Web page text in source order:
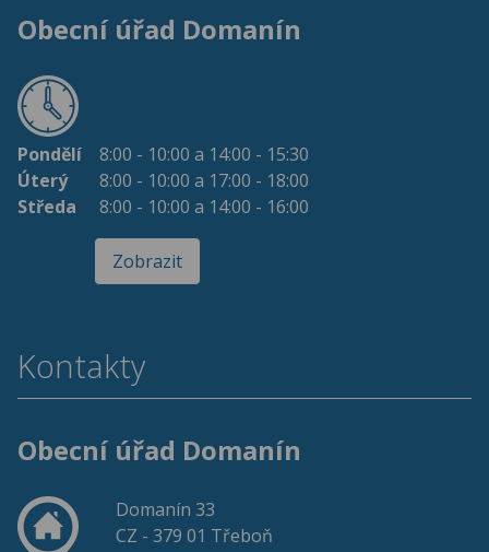
Obecní úřad Domanín
Pondělí
8:00 - 10:00 a 14:00 - 15:30
Úterý
8:00 - 10:00 a 17:00 - 18:00
Středa
8:00 - 10:00 a 14:00 - 16:00
Zobrazit
Kontakty
Obecní úřad Domanín
Domanín 33
CZ - 379 01 Třeboň